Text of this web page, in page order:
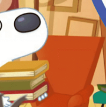
《旋风战车队》Blaze
the Monster Machines
版 第五季 [全19集]
动画介绍​​ 《旋风战车队》是由​​
尼克频道​​制作的学龄前STEM
画剧集，于​​2014年10月13日​​
该剧以8岁科技小达人​​AJ​​与他
红色怪物卡车​​Blaze​​为主角，
2岁-6岁
0 0